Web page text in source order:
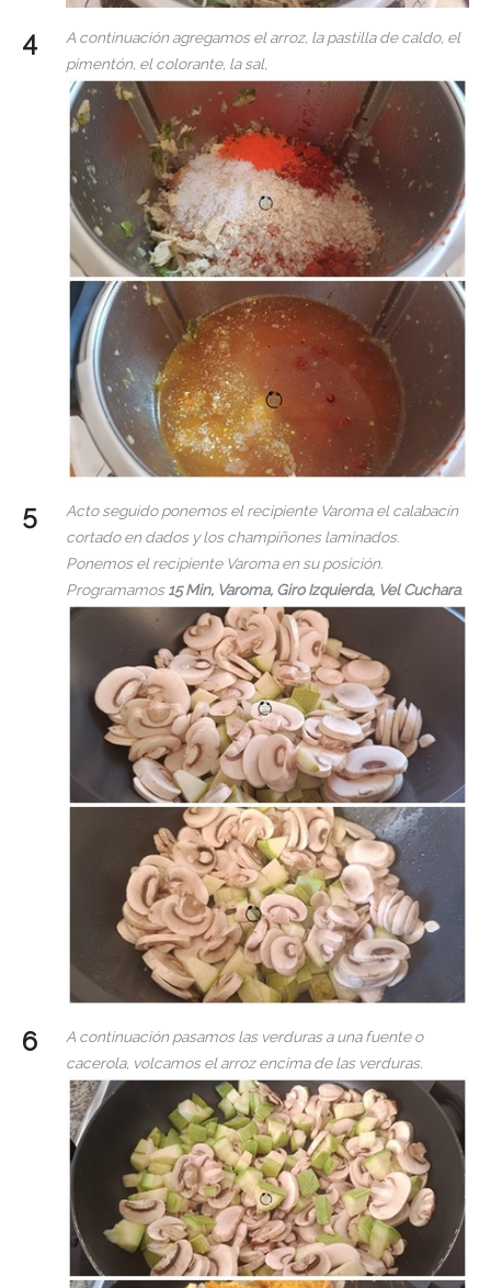
A continuación agregamos el arroz, la pastilla de caldo, el
pimentón, el colorante, la sal,
Acto seguido ponemos el recipiente Varoma el calabacín
cortado en dados y los champiñones laminados.
Ponemos el recipiente Varoma en su posición.
Programamos15 Min, Varoma, Giro Izquierda, Vel Cuchara.
A continuación pasamos las verduras a una fuente o
cacerola, volcamos el arroz encima de las verduras.